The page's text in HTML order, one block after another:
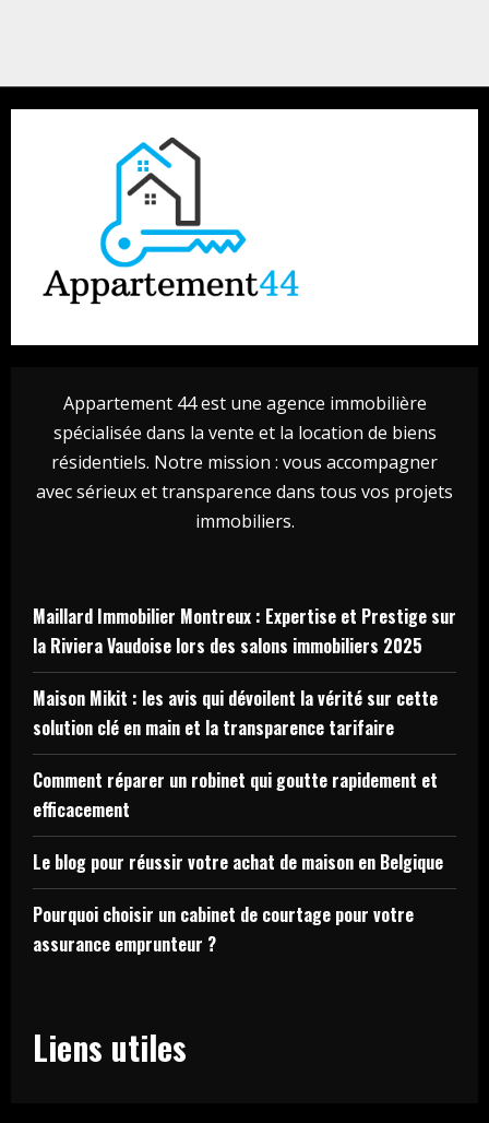
Appartement 44 est une agence immobilière
spécialisée dans la vente et la location de biens
résidentiels. Notre mission : vous accompagner
avec sérieux et transparence dans tous vos projets
immobiliers.
Maillard Immobilier Montreux : Expertise et Prestige sur
la Riviera Vaudoise lors des salons immobiliers 2025
Maison Mikit : les avis qui dévoilent la vérité sur cette
solution clé en main et la transparence tarifaire
Comment réparer un robinet qui goutte rapidement et
efficacement
Le blog pour réussir votre achat de maison en Belgique
Pourquoi choisir un cabinet de courtage pour votre
assurance emprunteur ?
Liens utiles